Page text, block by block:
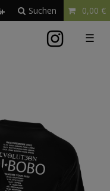
Suchen 0,00 €
☰